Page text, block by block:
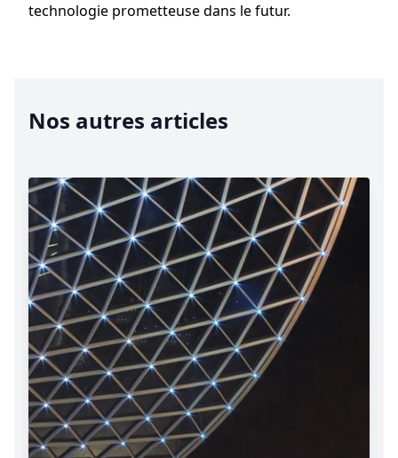
technologie prometteuse dans le futur.
Nos autres articles